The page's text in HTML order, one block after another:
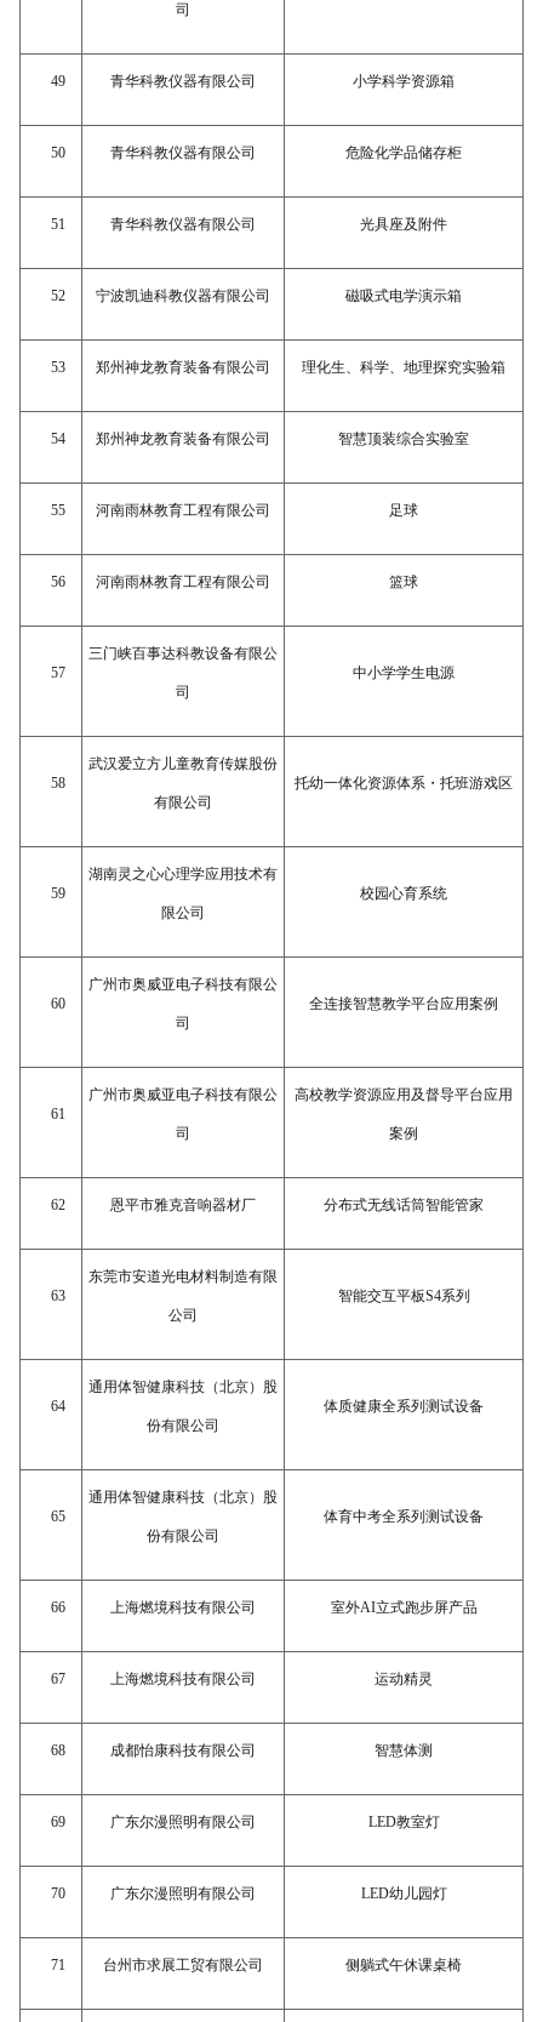
司
49 青华科教仪器有限公司 小学科学资源箱
50 青华科教仪器有限公司 危险化学品储存柜
51 青华科教仪器有限公司 光具座及附件
52 宁波凯迪科教仪器有限公司 磁吸式电学演示箱
53 郑州神龙教育装备有限公司 理化生、科学、地理探究实验箱
54 郑州神龙教育装备有限公司 智慧顶装综合实验室
55 河南雨林教育工程有限公司 足球
56 河南雨林教育工程有限公司 篮球
57
三门峡百事达科教设备有限公
司
中小学学生电源
58
武汉爱立方儿童教育传媒股份
有限公司
托幼一体化资源体系・ 托班游戏区
59
湖南灵之心心理学应用技术有
限公司
校园心育系统
60
广州市奥威亚电子科技有限公
司
全连接智慧教学平台应用案例
61
广州市奥威亚电子科技有限公
司
高校教学资源应用及督导平台应用
案例
62 恩平市雅克音响器材厂 分布式无线话筒智能管家
63
东莞市安道光电材料制造有限
公司
智能交互平板S4系列
64
通用体智健康科技（北京）股
份有限公司
体质健康全系列测试设备
65
通用体智健康科技（北京）股
份有限公司
体育中考全系列测试设备
66 上海燃境科技有限公司 室外AI立式跑步屏产品
67 上海燃境科技有限公司 运动精灵
68 成都怡康科技有限公司 智慧体测
69 广东尔漫照明有限公司 LED教室灯
70 广东尔漫照明有限公司 LED幼儿园灯
71 台州市求展工贸有限公司 侧躺式午休课桌椅